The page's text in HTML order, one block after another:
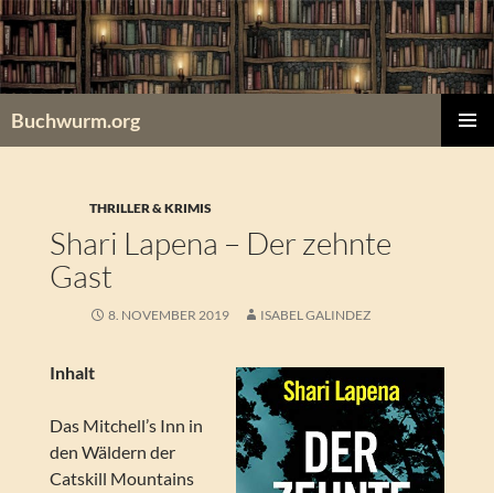
Zum
Inhalt
springen
Buchwurm.org
THRILLER & KRIMIS
Shari Lapena – Der zehnte
Gast
8. NOVEMBER 2019 ISABEL GALINDEZ
Inhalt
Das Mitchell’s Inn in
den Wäldern der
Catskill Mountains